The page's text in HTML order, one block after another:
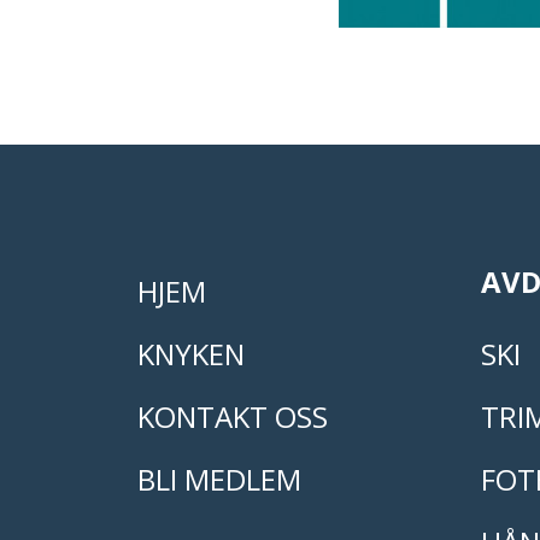
HJEM
KNYKEN
KONTAKT OSS
BLI MEDLEM
SKI